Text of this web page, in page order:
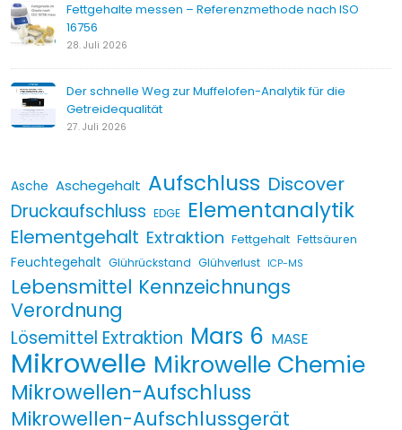
Fettgehalte messen – Referenzmethode nach ISO
16756
28. Juli 2026
Der schnelle Weg zur Muffelofen-Analytik für die
Getreidequalität
27. Juli 2026
Asche Aschegehalt Aufschluss Discover
Druckaufschluss EDGE Elementanalytik
Elementgehalt Extraktion Fettgehalt Fettsäuren
Feuchtegehalt Glührückstand Glühverlust ICP-MS
Lebensmittel Kennzeichnungs
Verordnung
Lösemittel Extraktion Mars 6 MASE
Mikrowelle Mikrowelle Chemie
Mikrowellen-Aufschluss
Mikrowellen-Aufschlussgerät